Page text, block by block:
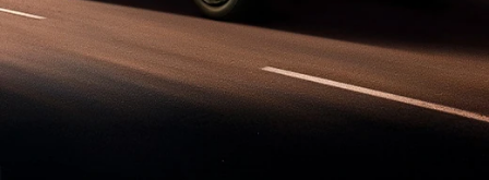
ENTRAR EM CONTATO